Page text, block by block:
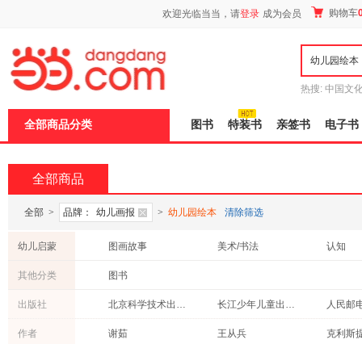
欢迎光临当当，请登录 成为会员 购物车
热搜: 中国文
全部商品分类 图书 特装书 亲签书 电子书
全部商品
全部 > 品牌： 幼儿画报 > 幼儿园绘本 清除筛选
幼儿启蒙 图画故事 美术/书法
认知
其他分类 图书
出版社 北京科学技术出版社 长江少年儿童出版社
人民邮
明天出版社
延边大学出版社
作者 谢茹
王从兵
页
加